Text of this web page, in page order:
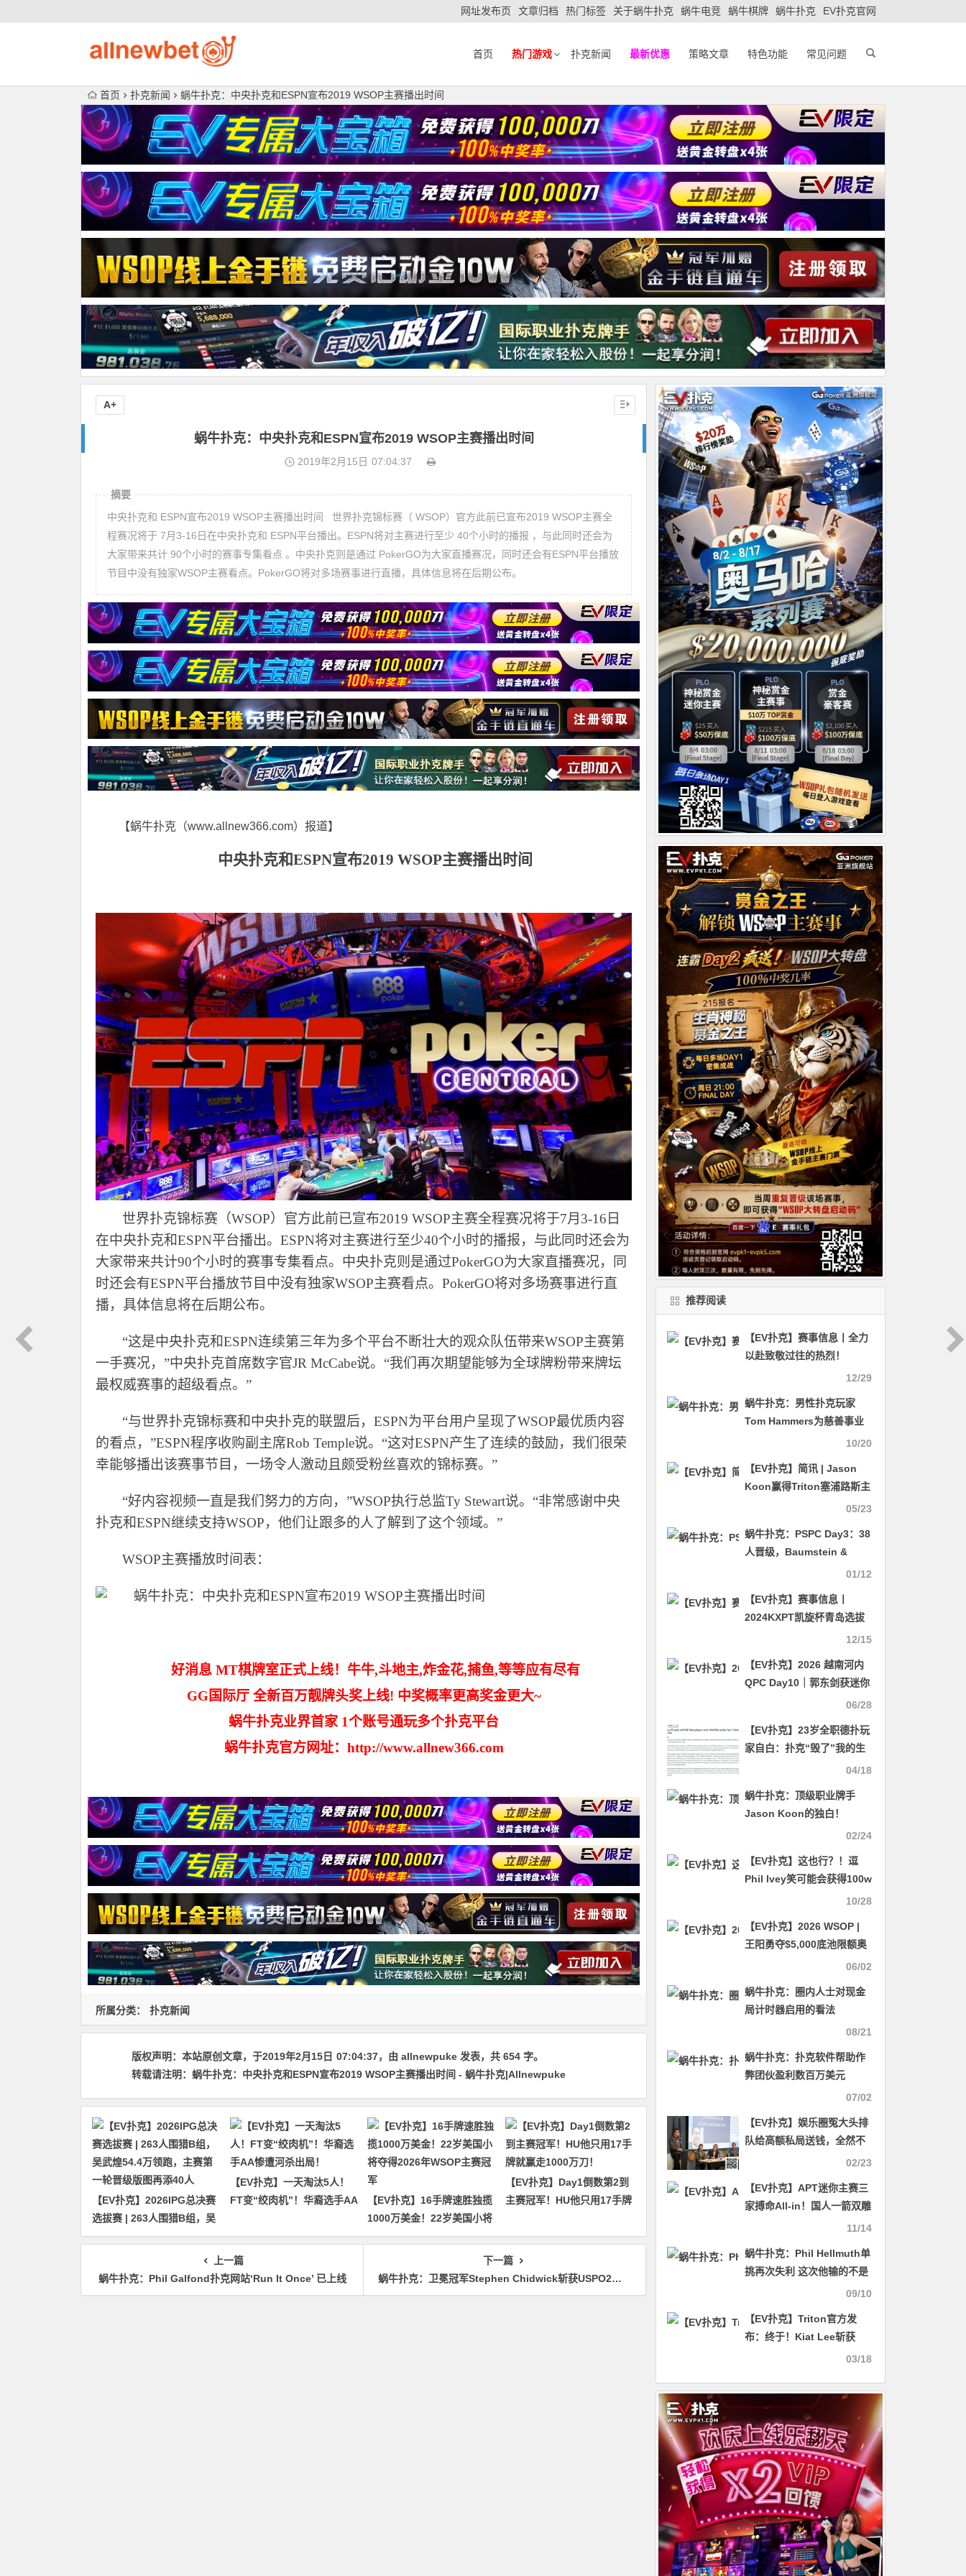
网址发布页 文章归档 热门标签 关于蜗牛扑克 蜗牛电竞 蜗牛棋牌 蜗牛扑克 EV扑克官网
首页 热门游戏 扑克新闻 最新优惠 策略文章 特色功能 常见问题
首页 扑克新闻 蜗牛扑克：中央扑克和ESPN宣布2019 WSOP主赛播出时间
蜗牛扑克：中央扑克和ESPN宣布2019 WSOP主赛播出时间
2019年2月15日 07:04:37
摘要
中央扑克和 ESPN宣布2019 WSOP主赛播出时间 世界扑克锦标赛（ WSOP）官方此前已宣布2019 WSOP主赛全
程赛况将于 7月3-16日在中央扑克和 ESPN平台播出。ESPN将对主赛进行至少 40个小时的播报 ，与此同时还会为
大家带来共计 90个小时的赛事专集看点 。中央扑克则是通过 PokerGO为大家直播赛况，同时还会有ESPN平台播放
节目中没有独家WSOP主赛看点。PokerGO将对多场赛事进行直播，具体信息将在后期公布。
【蜗牛扑克（www.allnew366.com）报道】
中央扑克和ESPN宣布2019 WSOP主赛播出时间
世界扑克锦标赛（WSOP）官方此前已宣布2019 WSOP主赛全程赛况将于7月3-16日
在中央扑克和ESPN平台播出。ESPN将对主赛进行至少40个小时的播报，与此同时还会为
大家带来共计90个小时的赛事专集看点。中央扑克则是通过PokerGO为大家直播赛况，同
时还会有ESPN平台播放节目中没有独家WSOP主赛看点。PokerGO将对多场赛事进行直
播，具体信息将在后期公布。
“这是中央扑克和ESPN连续第三年为多个平台不断壮大的观众队伍带来WSOP主赛第
一手赛况，”中央扑克首席数字官JR McCabe说。“我们再次期望能够为全球牌粉带来牌坛
最权威赛事的超级看点。”
“与世界扑克锦标赛和中央扑克的联盟后，ESPN为平台用户呈现了WSOP最优质内容
的看点，”ESPN程序收购副主席Rob Temple说。“这对ESPN产生了连续的鼓励，我们很荣
幸能够播出该赛事节目，一场令人激动且颇受粉丝喜欢的锦标赛。”
“好内容视频一直是我们努力的方向，”WSOP执行总监Ty Stewart说。“非常感谢中央
扑克和ESPN继续支持WSOP，他们让跟多的人了解到了这个领域。”
WSOP主赛播放时间表：
好消息 MT棋牌室正式上线！牛牛,斗地主,炸金花,捕鱼,等等应有尽有
GG国际厅 全新百万靓牌头奖上线! 中奖概率更高奖金更大~
蜗牛扑克业界首家 1个账号通玩多个扑克平台
蜗牛扑克官方网址：http://www.allnew366.com
A+
所属分类： 扑克新闻
版权声明： 本站原创文章，于2019年2月15日 07:04:37，由 allnewpuke 发表，共 654 字。
转载请注明： 蜗牛扑克：中央扑克和ESPN宣布2019 WSOP主赛播出时间 - 蜗牛扑克|Allnewpuke
【EV扑克】2026IPG总决赛
选拔赛 | 263人围猎B组，吴
武煌54.4万领跑，主赛第一
【EV扑克】一天淘汰5人！
FT变“绞肉机”！华裔选手AA
【EV扑克】16手牌速胜独揽
1000万美金！22岁美国小将
夺得2026年WSOP主赛冠军
【EV扑克】Day1倒数第2到
主赛冠军！HU他只用17手牌
上一篇
蜗牛扑克：Phil Galfond扑克网站‘Run It Once’ 已上线
下一篇
蜗牛扑克：卫冕冠军Stephen Chidwick斩获USPO2首场胜利，获得奖金$216,000
推荐阅读
【EV扑克】赛事信息丨全力
以赴致敬过往的热烈！
2024CQPT城市选拔赛【成
12日！
12/29
蜗牛扑克：男性扑克玩家
Tom Hammers为慈善事业
10/20
【EV扑克】简讯 | Jason
Koon赢得Triton塞浦路斯主
赛事，获得240万美元奖金
05/23
蜗牛扑克：PSPC Day3：38
人晋级，Baumstein &
01/12
【EV扑克】赛事信息丨
2024KXPT凯旋杯青岛选拔
12/15
【EV扑克】2026 越南河内
QPC Day10｜郭东剑获迷你
主赛亚军，魏国梁、刘宇
赛Day 2
06/28
【EV扑克】23岁全职德扑玩
家自白：扑克“毁了”我的生
04/18
蜗牛扑克：顶级职业牌手
Jason Koon的独白！
02/24
【EV扑克】这也行？！逗
Phil Ivey笑可能会获得100w
10/28
【EV扑克】2026 WSOP |
王阳勇夺$5,000底池限额奥
马哈冠军，拿下首条金手链
06/02
蜗牛扑克：圈内人士对现金
局计时器启用的看法
08/21
蜗牛扑克：扑克软件帮助作
弊团伙盈利数百万美元
07/02
【EV扑克】娱乐圈冤大头排
队给高额私局送钱，全然不
02/23
【EV扑克】APT迷你主赛三
家搏命All-in！国人一箭双雕
11/14
蜗牛扑克：Phil Hellmuth单
挑再次失利 这次他输的不是
09/10
【EV扑克】Triton官方发
布：终于！Kiat Lee斩获
Triton首冠，为赛事画上完
03/18